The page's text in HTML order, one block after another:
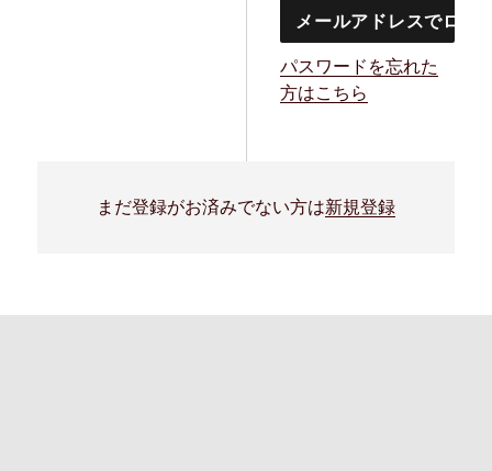
パスワードを忘れた
方はこちら
まだ登録がお済みでない方は新規登録